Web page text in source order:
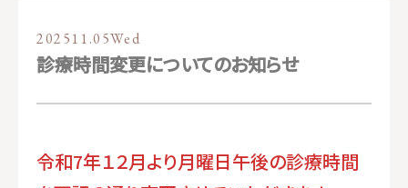
202511.05Wed
診療時間変更についてのお知らせ
令和7年１２月より月曜日午後の診療時間